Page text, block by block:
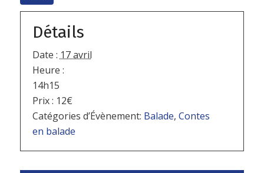
Détails
Date : 17 avril
Heure :
14h15
Prix : 12€
Catégories d’Évènement: Balade, Contes
en balade